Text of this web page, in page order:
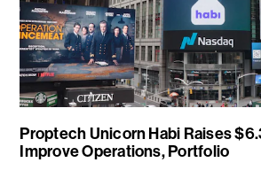
Proptech Unicorn Habi Raises
Improve Operations, Portfolio